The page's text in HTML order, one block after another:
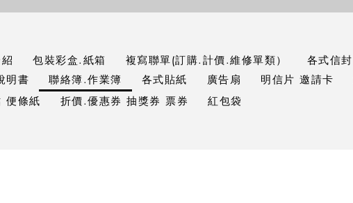
包裝彩盒.紙箱 複寫聯單(訂購.計價.維修單類） 各式信封
明書
聯絡簿.作業簿 各式貼紙 廣告扇 明信片 邀請卡
便條紙
折價.優惠券 抽獎券 票券 紅包袋